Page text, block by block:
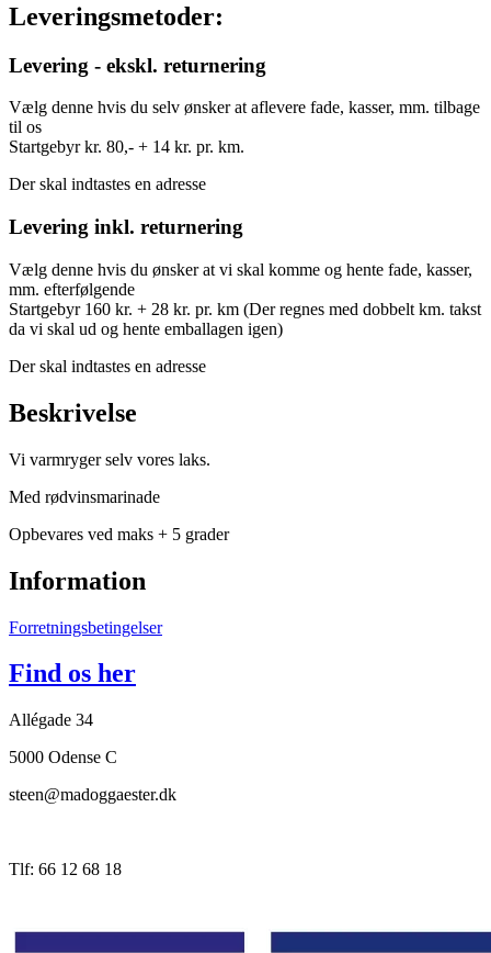
Leveringsmetoder:
Levering - ekskl. returnering
Vælg denne hvis du selv ønsker at aflevere fade, kasser, mm. tilbage
til os
Startgebyr kr. 80,- + 14 kr. pr. km.
Der skal indtastes en adresse
Levering inkl. returnering
Vælg denne hvis du ønsker at vi skal komme og hente fade, kasser,
mm. efterfølgende
Startgebyr 160 kr. + 28 kr. pr. km (Der regnes med dobbelt km. takst
da vi skal ud og hente emballagen igen)
Der skal indtastes en adresse
Beskrivelse
Vi varmryger selv vores laks.
Med rødvinsmarinade
Opbevares ved maks + 5 grader
Information
Forretningsbetingelser
Find os her
Allégade 34
5000 Odense C
steen@madoggaester.dk
Tlf: 66 12 68 18